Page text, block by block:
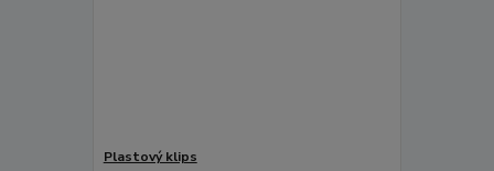
Plastový klips